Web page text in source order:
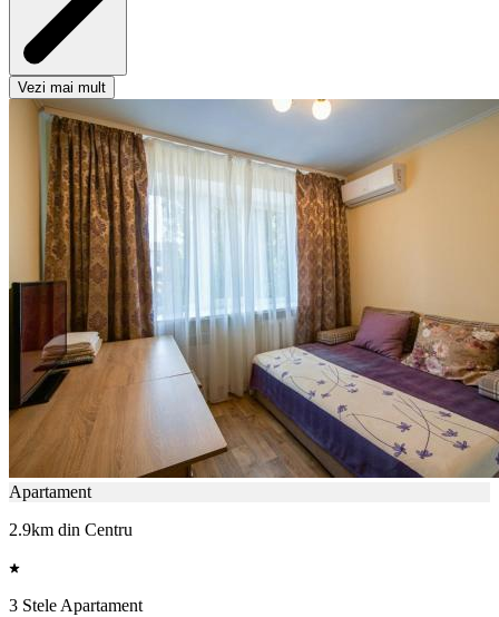
Vezi mai mult
Apartament
2.9km din Centru
3 Stele Apartament